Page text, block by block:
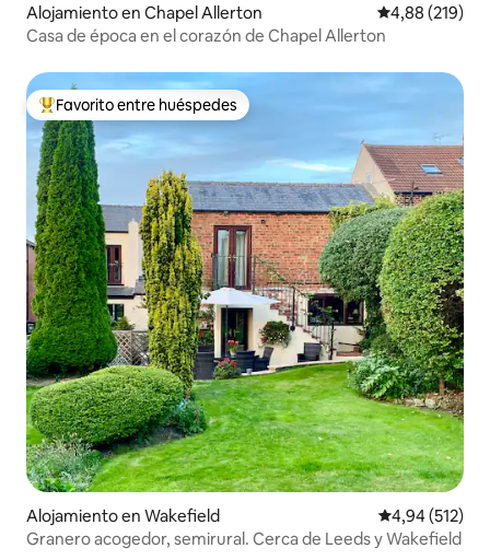
Alojamiento en Chapel Allerton Calificación
4,88 (219)
Casa de época en el corazón de Chapel Allerton
Favorito entre los huéspedes más destacados
Favorito entre huéspedes
Alojamiento en Wakefield Calificación
4,94 (512)
Granero acogedor, semirural. Cerca de Leeds y Wakefield